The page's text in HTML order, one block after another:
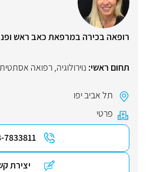
רופאה בכירה במרפאת כאב ראש
תחום ראשי: נוירולוגיה,רפואה אסתטית
תל אביב יפו
פרטי
7833811
יצירת